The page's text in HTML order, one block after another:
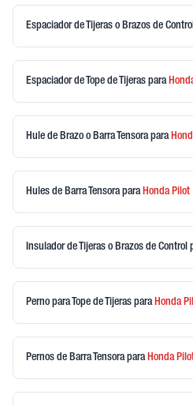
Espaciador de Tijeras o Brazos de Control
Espaciador de Tope de Tijeras para
Hule de Brazo o Barra Tensorapara
Hules de Barra Tensorapara HondaPilot
Insulador de Tijeras o Brazos de Control
Perno para Tope de Tijeras para Honda
Pernos de Barra Tensorapara Honda